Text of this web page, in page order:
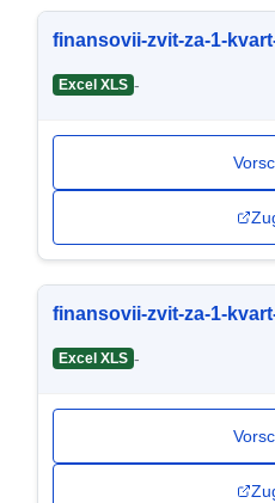
finansovii-zvit-za-1-
Excel XLS -
finansovii-zvit-za-1-
Excel XLS -